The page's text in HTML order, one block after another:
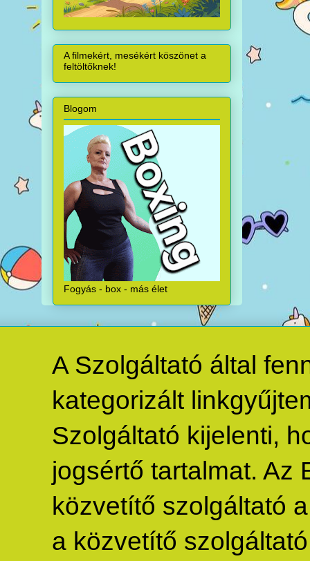
A filmekért, mesékért köszönet a
feltöltőknek!
Blogom
Fogyás - box - más élet
A Szolgáltató által
kategorizált
Szolgáltató kijelenti,
jogsértő tartalmat. Az
közvetítő szolgáltató
a közvetítő